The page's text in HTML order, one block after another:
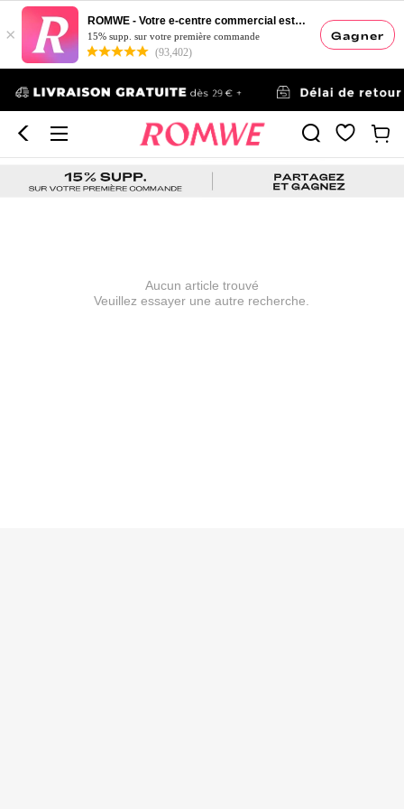
Gagner
×
ROMWE - Votre e-centre commercial esthétique
15% supp. sur votre première commande
(93,402)
Aucun article trouvé
Veuillez essayer une autre recherche.